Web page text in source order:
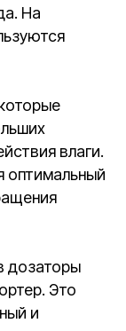
На
влаги.
оптимальный
дозаторы
Это
и